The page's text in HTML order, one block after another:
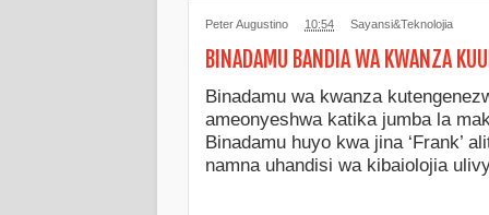
Peter Augustino 10:54 Sayansi&Teknolojia
BINADAMU BANDIA WA KWANZA
Binadamu wa kwanza
ameonyeshwa katika jumba la
Binadamu huyo kwa jina ‘Frank’
namna uhandisi wa kibaiolojia